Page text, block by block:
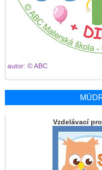
autor: © ABC
Vzdelávací